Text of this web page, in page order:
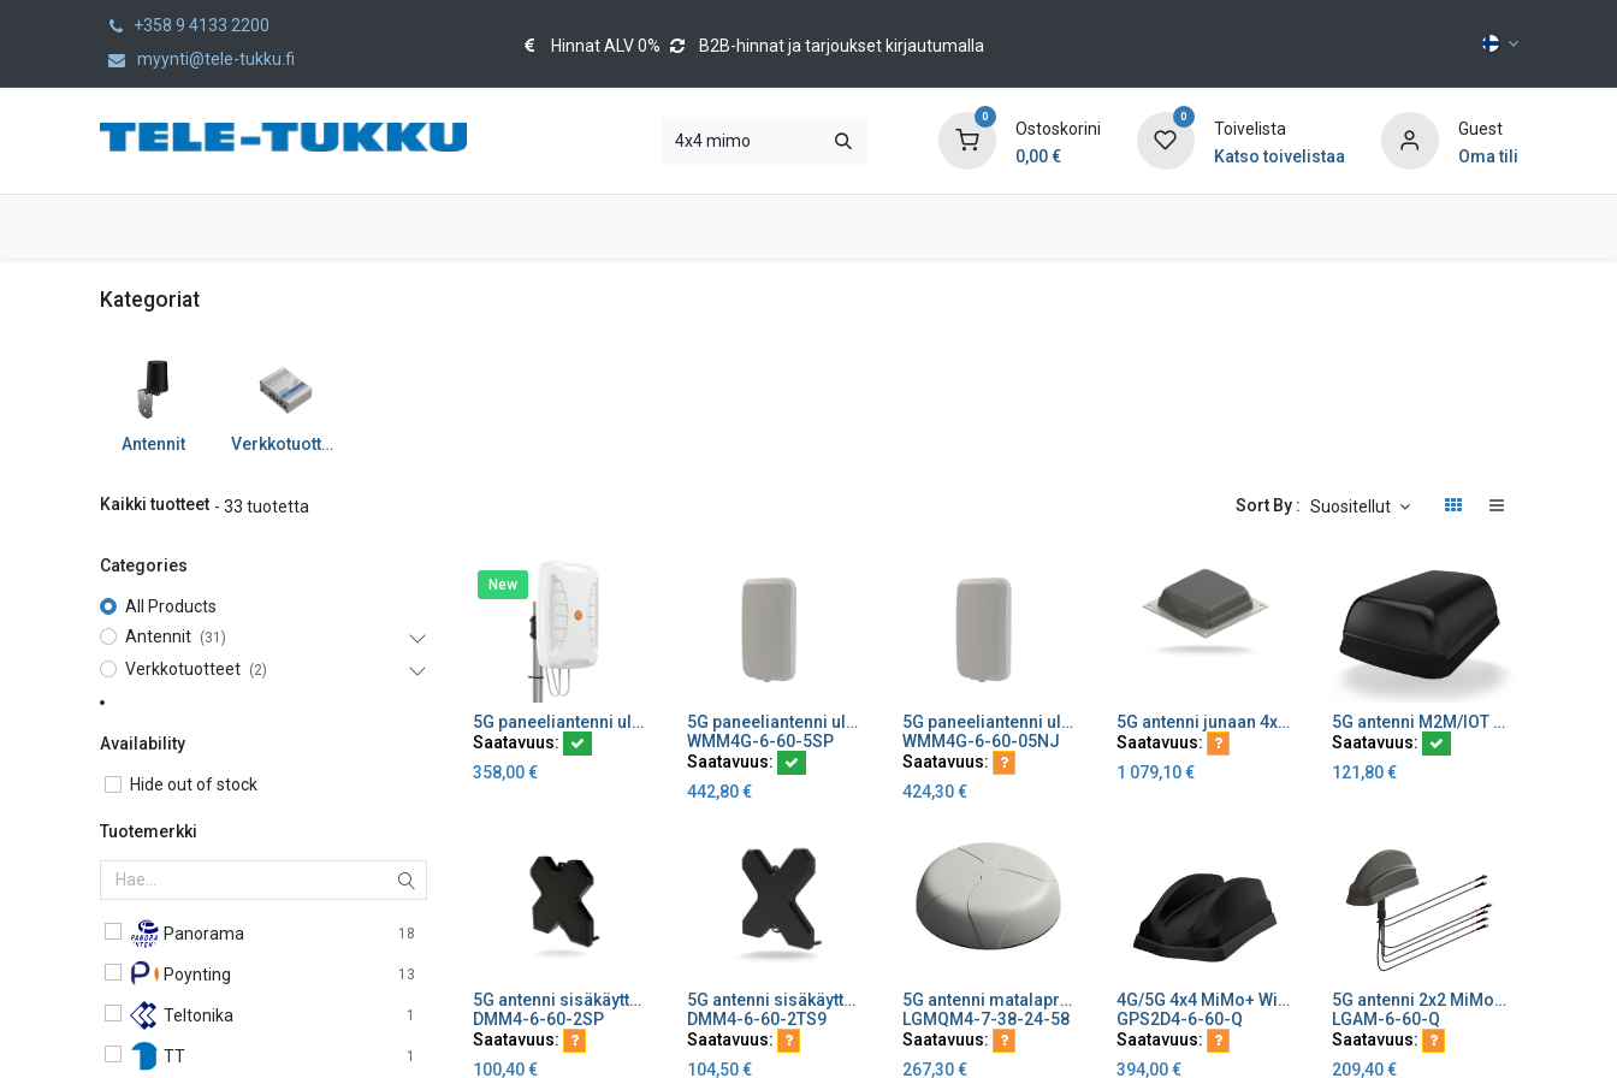
+358 9 4133 2200
myynti@tele-tukku.fi
Hinnat ALV 0% B2B-hinnat ja tarjoukset kirjautumalla
0
Ostoskorini
0,00€
0
Toivelista
Katso toivelistaa
Guest
Oma tili
Kategoriat
Antennit Verkkotuotteet
Kaikki tuotteet - 33 tuotetta Sort By : Suositellut
Categories
All Products
Antennit
(31)
Verkkotuotteet (2)
Availability
Hide out of stock
Tuotemerkki
Panorama 18
Poynting 13
Teltonika 1
TT 1
New
Lisää ostoskoriin5G paneeliantenni ulkokäyttöön 4x4 MiMo 11 dBi 617-6000 MHz
Saatavuus:
358,00€
Lisää ostoskoriin5G paneeliantenni ulkokäyttöön 4x4 MiMo 6/9dBi 617-6000 4xSMA-uros 5 m
WMM4G-6-60-5SP
Saatavuus:
442,80€
Lisää ostoskoriin5G paneeliantenni ulkokäyttöön 4x4 MiMo 6/9dBi 617-6000 4x N-naaras liitin
WMM4G-6-60-05NJ
Saatavuus:
424,30€
Lisää ostoskoriin5G antenni junaan 4x4 MiMo 617-6000MHz N-naaras liitin
Saatavuus:
1 079,10€
Lisää ostoskoriin 5G antenni M2M/IOT käyttöön 4x4 MiMo 698-4200 MHz musta mutteri kiinnitys 2 m kaapeli SMA-uros liitin Clam
Saatavuus:
121,80€
Lisää ostoskoriin5G antenni sisäkäyttöön 4x4 MiMo ympsäteilevä 2/5dBi 617-6000 MHz 4x2m kaapeli SMA-uros liittimet
DMM4-6-60-2SP
Saatavuus:
100,40€
Lisää ostoskoriin5G antenni sisäkäyttöön 4x4 MiMo ympsäteilevä 2/5dBi 617-6000 MHz 4x2mTS9-uros liitin
DMM4-6-60-2TS9
Saatavuus:
104,50€
Lisää ostoskoriin5G antenni matalaprofiilinen 4x4 MiMo GPS/GNSS 0,7-6 GHz EOL, saatavissa jälleen 2026
LGMQM4-7-38-24-58
Saatavuus:
267,30€
Lisää ostoskoriin4G/5G 4x4 MiMo+ WiFi 4x4 MiMo +2xGPS ajoneuvoant 0.6-6GHz must
GPS2D4-6-60-Q
Saatavuus:
394,00€
Lisää ostoskoriin5G antenni 2x2 MiMo M2M/IOT käyttöön 4x4 WiFi MiMo GPS/GNSS musta mutterikiinnitys 3m kaapeli RG174 SMA-uros liitin
LGAM-6-60-Q
Saatavuus:
209,40€